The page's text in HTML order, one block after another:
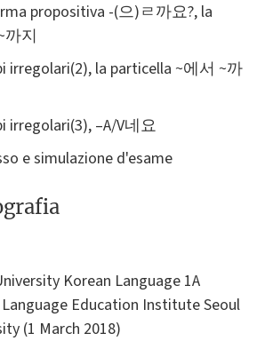
propositiva -(으)ㄹ까요?, la
까지
irregolari(2), la particella ~에서 ~까
irregolari(3), –A/V네요
e simulazione d'esame
Korean Language 1A
Education Institute Seoul
(1 March 2018)